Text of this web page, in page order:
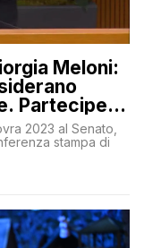
Meloni:
Parteciperò
2023 al Senato,
stampa di